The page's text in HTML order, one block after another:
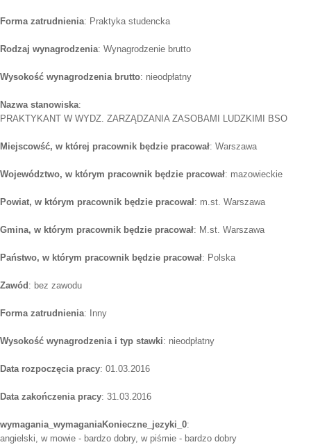
Forma zatrudnienia: Praktyka studencka
Rodzaj wynagrodzenia: Wynagrodzenie brutto
Wysokość wynagrodzenia brutto: nieodpłatny
Nazwa stanowiska:
PRAKTYKANT W WYDZ. ZARZĄDZANIA ZASOBAMI LUDZKIMI BSO
Miejscowść, w której pracownik będzie pracował: Warszawa
Województwo, w którym pracownik będzie pracował: mazowieckie
Powiat, w którym pracownik będzie pracował: m.st. Warszawa
Gmina, w którym pracownik będzie pracował: M.st. Warszawa
Państwo, w którym pracownik będzie pracował: Polska
Zawód : bez zawodu
Forma zatrudnienia: Inny
Wysokość wynagrodzenia i typ stawki: nieodpłatny
Data rozpoczęcia pracy: 01.03.2016
Data zakończenia pracy: 31.03.2016
wymagania_wymaganiaKonieczne_jezyki_0:
angielski, w mowie - bardzo dobry, w piśmie - bardzo dobry